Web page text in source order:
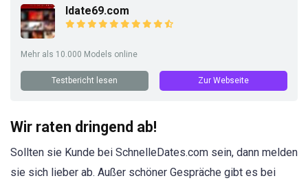
Idate69.com
Mehr als 10.000 Models online
Testbericht lesen Zur Webseite
Wir raten dringend ab!
Sollten sie Kunde bei SchnelleDates.com sein, dann melden
sie sich lieber ab. Außer schöner Gespräche gibt es bei